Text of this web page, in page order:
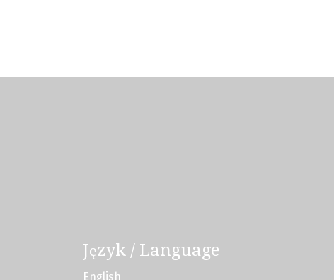
Język / Language
English